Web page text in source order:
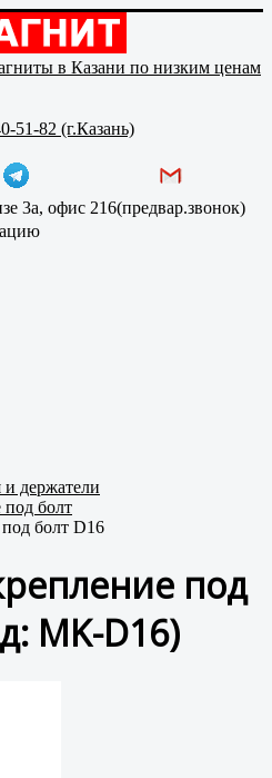
в Казани по низким ценам
51-82 (г.Казань)
3а, офис 216(предвар.звонок)
держатели
болт
болт D16
под
MK-D16)